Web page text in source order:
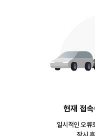
현재 접
일시적인 오류